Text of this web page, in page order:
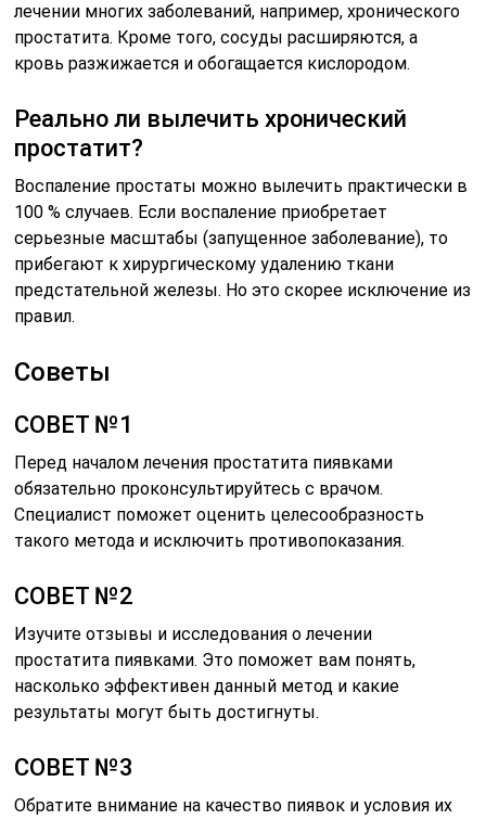
лечении многих заболеваний, например, хронического
простатита. Кроме того, сосуды расширяются, а
кровь разжижается и обогащается кислородом.
Реально ли вылечить хронический
простатит?
Воспаление простаты можно вылечить практически в
100 % случаев. Если воспаление приобретает
серьезные масштабы (запущенное заболевание), то
прибегают к хирургическому удалению ткани
предстательной железы. Но это скорее исключение из
правил.
Советы
СОВЕТ №1
Перед началом лечения простатита пиявками
обязательно проконсультируйтесь с врачом.
Специалист поможет оценить целесообразность
такого метода и исключить противопоказания.
СОВЕТ №2
Изучите отзывы и исследования о лечении
простатита пиявками. Это поможет вам понять,
насколько эффективен данный метод и какие
результаты могут быть достигнуты.
СОВЕТ №3
Обратите внимание на качество пиявок и условия их